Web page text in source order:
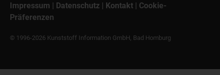
Impressum | Datenschutz | Kontakt | Cookie-
Präferenzen
© 1996-2026 Kunststoff Information GmbH, Bad Homburg